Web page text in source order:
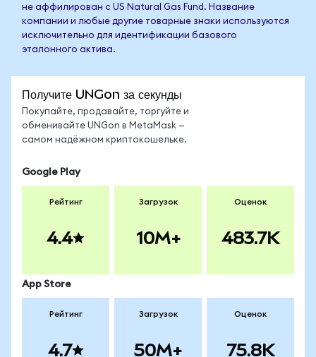
не аффилирован с US Natural Gas Fund. Название
компании и любые другие товарные знаки используются
исключительно для идентификации базового
эталонного актива.
Получите UNGon за секунды
Покупайте, продавайте, торгуйте и
обменивайте UNGon в MetaMask —
самом надёжном криптокошельке.
Google Play
Рейтинг
4.4
Загрузок
10M+
Оценок
483.7K
App Store
Рейтинг
4.7
Загрузок
50M+
Оценок
75.8K